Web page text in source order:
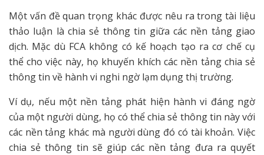
Một vấn đề quan trọng khác được nêu ra trong tài liệu
thảo luận là chia sẻ thông tin giữa các nền tảng giao
dịch. Mặc dù FCA không có kế hoạch tạo ra cơ chế cụ
thể cho việc này, họ khuyến khích các nền tảng chia sẻ
thông tin về hành vi nghi ngờ lạm dụng thị trường.
Ví dụ, nếu một nền tảng phát hiện hành vi đáng ngờ
của một người dùng, họ có thể chia sẻ thông tin này với
các nền tảng khác mà người dùng đó có tài khoản. Việc
chia sẻ thông tin sẽ giúp các nền tảng đưa ra quyết